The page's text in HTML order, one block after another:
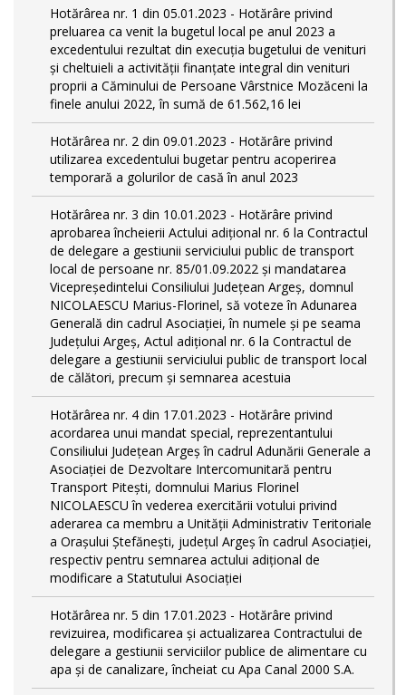
Hotărârea nr. 1 din 05.01.2023 - Hotărâre privind
preluarea ca venit la bugetul local pe anul 2023 a
excedentului rezultat din execuția bugetului de venituri
și cheltuieli a activității finanțate integral din venituri
proprii a Căminului de Persoane Vârstnice Mozăceni la
finele anului 2022, în sumă de 61.562,16 lei
Hotărârea nr. 2 din 09.01.2023 - Hotărâre privind
utilizarea excedentului bugetar pentru acoperirea
temporară a golurilor de casă în anul 2023
Hotărârea nr. 3 din 10.01.2023 - Hotărâre privind
aprobarea încheierii Actului adițional nr. 6 la Contractul
de delegare a gestiunii serviciului public de transport
local de persoane nr. 85/01.09.2022 și mandatarea
Vicepreședintelui Consiliului Județean Argeș, domnul
NICOLAESCU Marius-Florinel, să voteze în Adunarea
Generală din cadrul Asociației, în numele și pe seama
Județului Argeș, Actul adițional nr. 6 la Contractul de
delegare a gestiunii serviciului public de transport local
de călători, precum și semnarea acestuia
Hotărârea nr. 4 din 17.01.2023 - Hotărâre privind
acordarea unui mandat special, reprezentantului
Consiliului Județean Argeș în cadrul Adunării Generale a
Asociației de Dezvoltare Intercomunitară pentru
Transport Pitești, domnului Marius Florinel
NICOLAESCU în vederea exercitării votului privind
aderarea ca membru a Unității Administrativ Teritoriale
a Orașului Ștefănești, județul Argeș în cadrul Asociației,
respectiv pentru semnarea actului adițional de
modificare a Statutului Asociației
Hotărârea nr. 5 din 17.01.2023 - Hotărâre privind
revizuirea, modificarea și actualizarea Contractului de
delegare a gestiunii serviciilor publice de alimentare cu
apa și de canalizare, încheiat cu Apa Canal 2000 S.A.